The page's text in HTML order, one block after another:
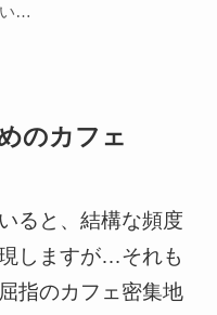
い…
のカフェ
ると、結構な頻度
しますが…それも
指のカフェ密集地